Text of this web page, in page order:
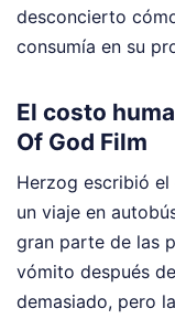
desconcierto
consumía en su
El costo
Of God Film
Herzog escribió el
un viaje en
gran parte de las
vómito después
demasiado, pero